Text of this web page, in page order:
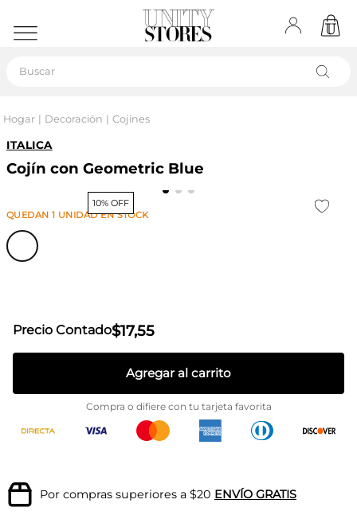
Hogar Decoración Cojines
ITALICA
Cojín con Geometric Blue
10% OFF
QUEDAN1 UNIDADEN STOCK
Precio Contado$17,55
Agregar al carrito
Compra o difiere con tu tarjeta favorita
Por compras superiores a $20 ENVÍO GRATIS